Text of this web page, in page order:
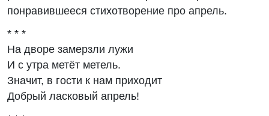
понравившееся стихотворение про апрель.
* * *
На дворе замерзли лужи
И с утра метёт метель.
Значит, в гости к нам приходит
Добрый ласковый апрель!